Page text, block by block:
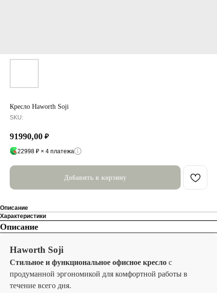
Кресло Haworth Soji
SKU:
91990,00 ₽
22998 ₽ × 4 платежа
Добавить в корзину
Описание
Характеристики
Описание
Haworth Soji
Стильное и функциональное офисное кресло с
продуманной эргономикой для комфортной работы в
течение всего дня.